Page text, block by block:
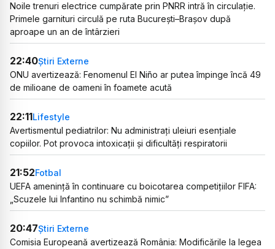
Noile trenuri electrice cumpărate prin PNRR intră în circulație.
Primele garnituri circulă pe ruta București–Brașov după
aproape un an de întârzieri
22:40Știri Externe
ONU avertizează: Fenomenul El Niño ar putea împinge încă 49
de milioane de oameni în foamete acută
22:11Lifestyle
Avertismentul pediatrilor: Nu administrați uleiuri esențiale
copiilor. Pot provoca intoxicații și dificultăți respiratorii
21:52Fotbal
UEFA amenință în continuare cu boicotarea competițiilor FIFA:
„Scuzele lui Infantino nu schimbă nimic”
20:47Știri Externe
Comisia Europeană avertizează România: Modificările la legea